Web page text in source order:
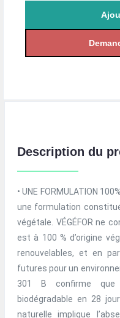
Description du
• UNE FORMULATION
une formulation
végétale. VÉGÉFOR ne
est à 100 % d’origine
renouvelables, et en
futures pour un
301 B confirme que
biodégradable en 28
naturelle implique